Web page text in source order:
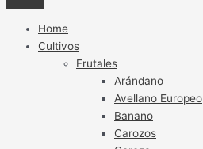
Home
Cultivos
Frutales
Arándano
Avellano Europeo
Banano
Carozos